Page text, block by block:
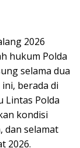
2026
hukum Polda
selama dua
berada di
Lintas Polda
kondisi
dan selamat
2026.